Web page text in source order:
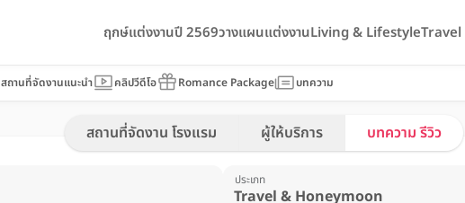
ฤกษ์แต่งงานปี 2569วางแผนแต่งงานLiving & Lifestyle
สถานที่จัดงานแนะนำ คลิปวีดีโอ Romance Package บทความ
สถานที่จัดงาน โรงแรม ผู้ให้บริการ บทความ รีวิว
ประเภท